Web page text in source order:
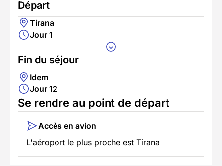
Départ
Tirana
Jour 1
Fin du séjour
Idem
Jour 12
Se rendre au point de départ
Accès en avion
L'aéroport le plus proche est Tirana